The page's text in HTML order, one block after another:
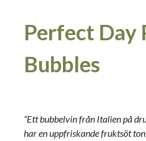
Perfect Day
Bubbles
“Ett bubbelvin från Italien på
har en uppfriskande fruktsöt